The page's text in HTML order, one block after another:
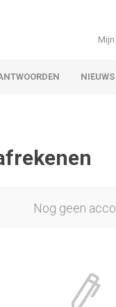
NIEUWS
Nog geen